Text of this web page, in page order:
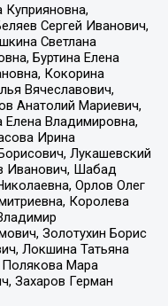
Сергей Иванович,
Светлана
Буртина Елена
Кокорина
Вячеславович,
Анатолий Мариевич,
Владимировна,
Ирина
Лукашевский
Иванович, Шабад
Орлов Олег
Королева
Золотухин Борис
Локшина Татьяна
Мара
Захаров Герман